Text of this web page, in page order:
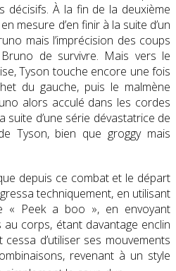
décisifs. À la fin de la deuxième
mesure d’en finir à la suite d’un
mais l’imprécision des coups
de survivre. Mais vers le
Tyson touche encore une fois
du gauche, puis le malmène
alors acculé dans les cordes
suite d’une série dévastatrice de
Tyson, bien que groggy mais
depuis ce combat et le départ
techniquement, en utilisant
« Peek a boo », en envoyant
corps, étant davantage enclin
d’utiliser ses mouvements
revenant à un style